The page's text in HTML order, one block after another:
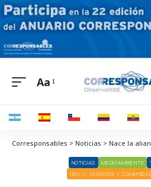
Aa
NOTICIAS MEDIOAMBIENTE
ODS 11 CIUDADES Y